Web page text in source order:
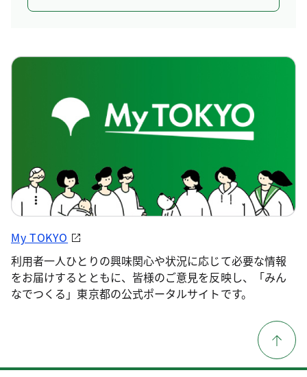
My TOKYO
利用者一人ひとりの興味関心や状況に応じて必要な情報
をお届けするとともに、皆様のご意見を反映し、「みん
なでつくる」東京都の公式ポータルサイトです。